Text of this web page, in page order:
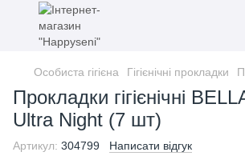
Особиста гігієна Гігієнічні прокладки
Прокладки гігієнічні
Ultra Night (7 шт)
Артикул: 304799 Написати відгук